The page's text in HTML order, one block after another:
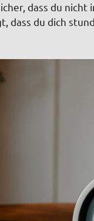
dass du nicht
dass du dich